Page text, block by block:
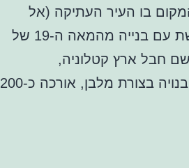
בו העיר העתיקה (אל
ראבאל והרובע הגותי בסיוטט וליה) נפגשת עם בנייה מהמאה ה-19 של
חבל ארץ קטלוניה,
שברצלונה היא בירת המחוז שלו. הכיכר בנויה בצורת מלבן, אורכה כ-200